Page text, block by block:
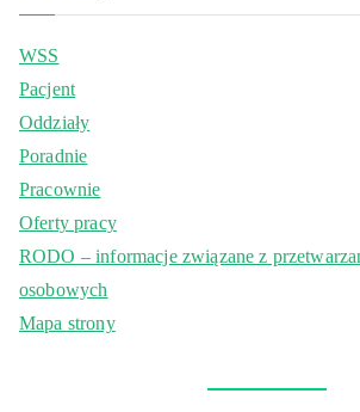
WSS
Pacjent
Oddziały
Poradnie
Pracownie
Oferty pracy
RODO – informacje związane z
osobowych
Mapa strony